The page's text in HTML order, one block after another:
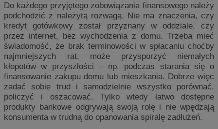
Do każdego przyjętego zobowiązania finansowego należy
podchodzić z należytą rozwagą. Nie ma znaczenia, czy
kredyt gotówkowy został przyznany w oddziale, czy
przez internet, bez wychodzenia z domu. Trzeba mieć
świadomość, że brak terminowości w spłacaniu choćby
najmniejszych rat, może przysporzyć niemałych
kłopotów w przyszłości – np. podczas starania się o
finansowanie zakupu domu lub mieszkania. Dobrze więc
zadać sobie trud i samodzielnie wszystko porównać,
policzyć i oszacować. Tylko wtedy łatwo dostępne
produkty bankowe odgrywają swoją rolę i nie wpędzają
konsumenta w trudną do opanowania spiralę zadłużeń.